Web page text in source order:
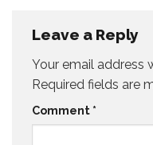
Leave a Reply
Your email address
Required fields are
Comment *